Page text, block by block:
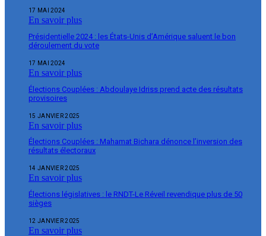
17 MAI 2024
En savoir plus
Présidentielle 2024 : les États-Unis d’Amérique saluent le bon
déroulement du vote
17 MAI 2024
En savoir plus
Élections Couplées : Abdoulaye Idriss prend acte des résultats
provisoires
15 JANVIER 2025
En savoir plus
Élections Couplées : Mahamat Bichara dénonce l’inversion des
résultats électoraux
14 JANVIER 2025
En savoir plus
Élections législatives : le RNDT-Le Réveil revendique plus de 50
sièges
12 JANVIER 2025
En savoir plus